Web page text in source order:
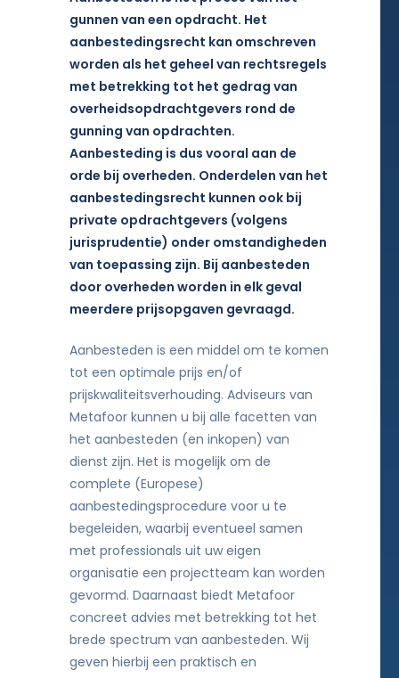
gunnen van een opdracht. Het
aanbestedingsrecht kan omschreven
worden als het geheel van rechtsregels
met betrekking tot het gedrag van
overheidsopdrachtgevers rond de
gunning van opdrachten.
Aanbesteding is dus vooral aan de
orde bij overheden. Onderdelen van het
aanbestedingsrecht kunnen ook bij
private opdrachtgevers (volgens
jurisprudentie) onder omstandigheden
van toepassing zijn. Bij aanbesteden
door overheden worden in elk geval
meerdere prijsopgaven gevraagd.
Aanbesteden is een middel om te komen
tot een optimale prijs en/of
prijskwaliteitsverhouding. Adviseurs van
Metafoor kunnen u bij alle facetten van
het aanbesteden (en inkopen) van
dienst zijn. Het is mogelijk om de
complete (Europese)
aanbestedingsprocedure voor u te
begeleiden, waarbij eventueel samen
met professionals uit uw eigen
organisatie een projectteam kan worden
gevormd. Daarnaast biedt Metafoor
concreet advies met betrekking tot het
brede spectrum van aanbesteden. Wij
geven hierbij een praktisch en